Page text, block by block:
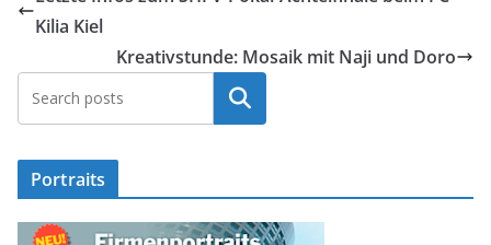
Kilia Kiel
Kreativstunde: Mosaik mit Naji und Doro
Suchen
Portraits